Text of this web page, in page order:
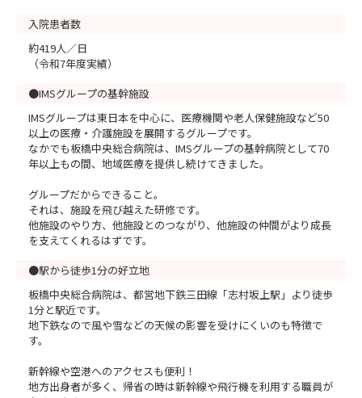
入院患者数
約419人／日
（令和7年度実績）
●IMSグループの基幹施設
IMSグループは東日本を中心に、医療機関や老人保健施設など50
以上の医療・介護施設を展開するグループです。
なかでも板橋中央総合病院は、IMSグループの基幹病院として70
年以上もの間、地域医療を提供し続けてきました。
グループだからできること。
それは、施設を飛び越えた研修です。
他施設のやり方、他施設とのつながり、他施設の仲間がより成長
を支えてくれるはずです。
●駅から徒歩1分の好立地
板橋中央総合病院は、都営地下鉄三田線「志村坂上駅」より徒歩
1分と駅近です。
地下鉄なので風や雪などの天候の影響を受けにくいのも特徴で
す。
新幹線や空港へのアクセスも便利！
地方出身者が多く、帰省の時は新幹線や飛行機を利用する職員が